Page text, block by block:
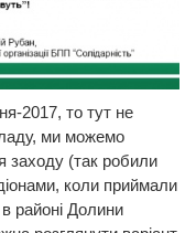
2017, то тут не
ми можемо
заходу (так робили
коли приймали
районі Долини